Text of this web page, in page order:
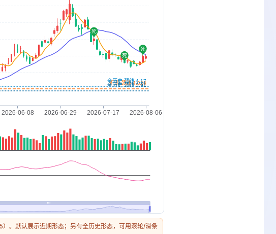
）。默认展示近期形态；另有全历史形态，可用滚轮/滑条